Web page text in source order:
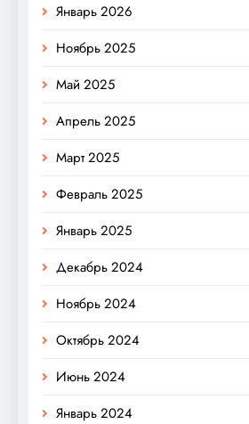
Январь 2026
Ноябрь 2025
Май 2025
Апрель 2025
Март 2025
Февраль 2025
Январь 2025
Декабрь 2024
Ноябрь 2024
Октябрь 2024
Июнь 2024
Январь 2024